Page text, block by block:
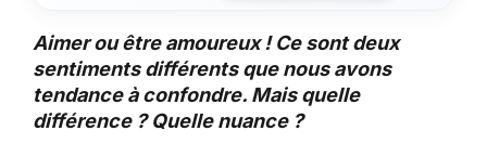
Aimer ou être amoureux ! Ce sont deux
sentiments différents que nous avons
tendance à confondre. Mais quelle
différence ? Quelle nuance ?